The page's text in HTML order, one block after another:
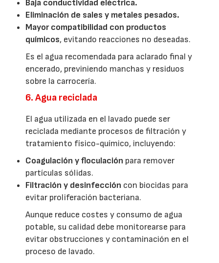
Baja conductividad eléctrica.
Eliminación de sales y metales pesados.
Mayor compatibilidad con productos
químicos, evitando reacciones no deseadas.
Es el agua recomendada para aclarado final y
encerado, previniendo manchas y residuos
sobre la carrocería.
6. Agua reciclada
El agua utilizada en el lavado puede ser
reciclada mediante procesos de filtración y
tratamiento físico-químico, incluyendo:
Coagulación y floculación para remover
partículas sólidas.
Filtración y desinfección con biocidas para
evitar proliferación bacteriana.
Aunque reduce costes y consumo de agua
potable, su calidad debe monitorearse para
evitar obstrucciones y contaminación en el
proceso de lavado.